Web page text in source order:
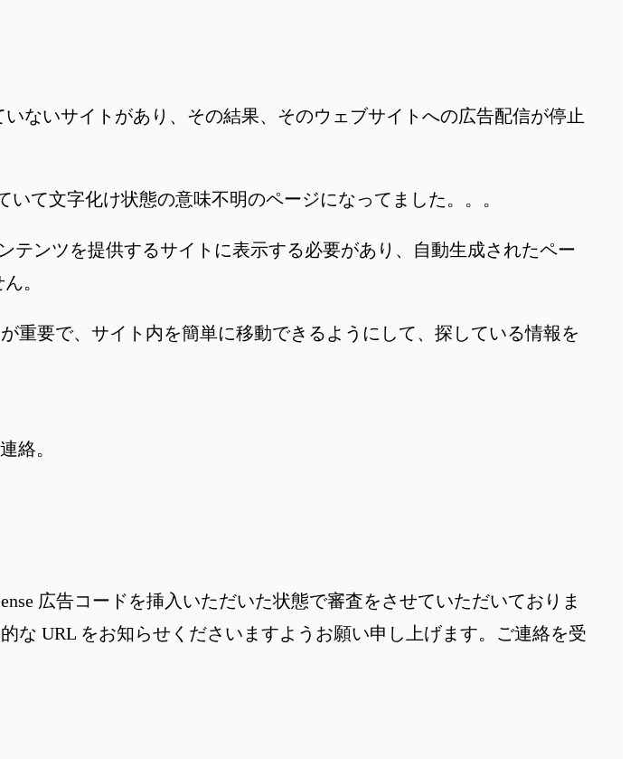
ないサイトがあり、その結果、そのウェブサイトへの広告配信が停止
て文字化け状態の意味不明のページになってました。。。
テンツを提供するサイトに表示する必要があり、自動生成されたペー
。
重要で、サイト内を簡単に移動できるようにして、探している情報を
絡。
広告コードを挿入いただいた状態で審査をさせていただいておりま
な URL をお知らせくださいますようお願い申し上げます。ご連絡を受